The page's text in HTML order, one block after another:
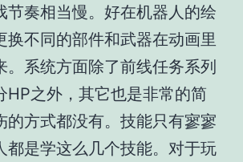
节奏相当慢。好在机器人的绘
换不同的部件和武器在动画里
。系统方面除了前线任务系列
HP之外，其它也是非常的简
的方式都没有。技能只有寥寥
都是学这么几个技能。对于玩